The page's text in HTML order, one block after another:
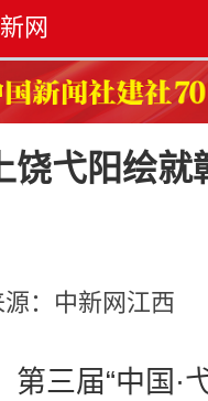
网
饶弋阳绘就
： 中新网江西
三届“中国·